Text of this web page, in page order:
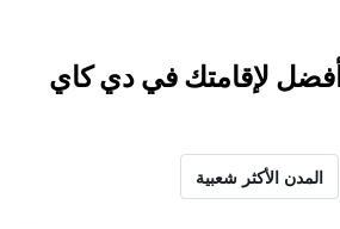
أفضل لإقامتك في دي كاي
المدن الأكثر شعبية